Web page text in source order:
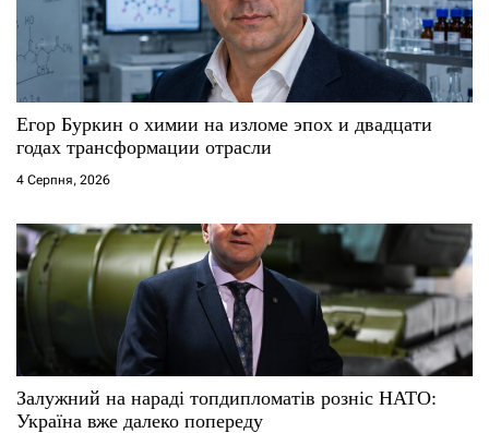
Егор Буркин о химии на изломе эпох и двадцати
годах трансформации отрасли
4 Серпня, 2026
Залужний на нараді топдипломатів розніс НАТО:
Україна вже далеко попереду